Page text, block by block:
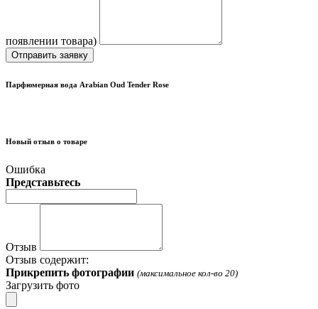
появлении товара)
Отправить заявку
Парфюмерная вода Arabian Oud Tender Rose
Новый отзыв о товаре
Ошибка
Представьтесь
Отзыв
Отзыв содержит:
Прикрепить фотографии (максимальное кол-во 20)
Загрузить фото